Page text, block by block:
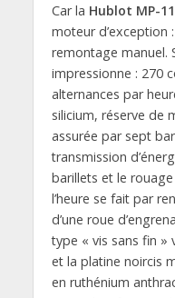
Car la Hublot MP-
moteur d’exception
remontage manuel.
impressionne : 270
alternances par
silicium, réserve de
assurée par sept
transmission
barillets et le
l’heure se fait par
d’une roue
type « vis sans fin »
et la platine noircis
en ruthénium